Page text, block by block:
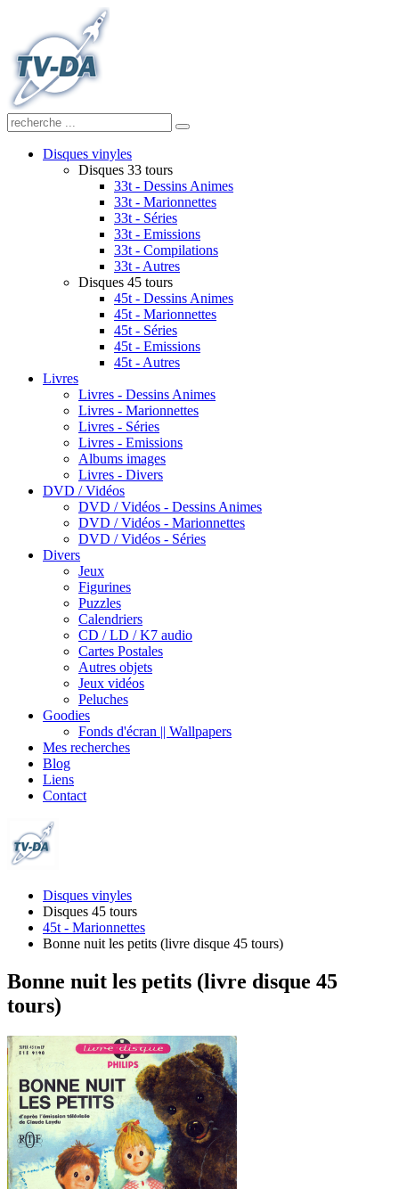
Disques vinyles
Disques 33 tours
33t - Dessins Animes
33t - Marionnettes
33t - Séries
33t - Emissions
33t - Compilations
33t - Autres
Disques 45 tours
45t - Dessins Animes
45t - Marionnettes
45t - Séries
45t - Emissions
45t - Autres
Livres
Livres - Dessins Animes
Livres - Marionnettes
Livres - Séries
Livres - Emissions
Albums images
Livres - Divers
DVD / Vidéos
DVD / Vidéos - Dessins Animes
DVD / Vidéos - Marionnettes
DVD / Vidéos - Séries
Divers
Jeux
Figurines
Puzzles
Calendriers
CD / LD / K7 audio
Cartes Postales
Autres objets
Jeux vidéos
Peluches
Goodies
Fonds d'écran || Wallpapers
Mes recherches
Blog
Liens
Contact
Disques vinyles
Disques 45 tours
45t - Marionnettes
Bonne nuit les petits (livre disque 45 tours)
Bonne nuit les petits (livre disque 45
tours)